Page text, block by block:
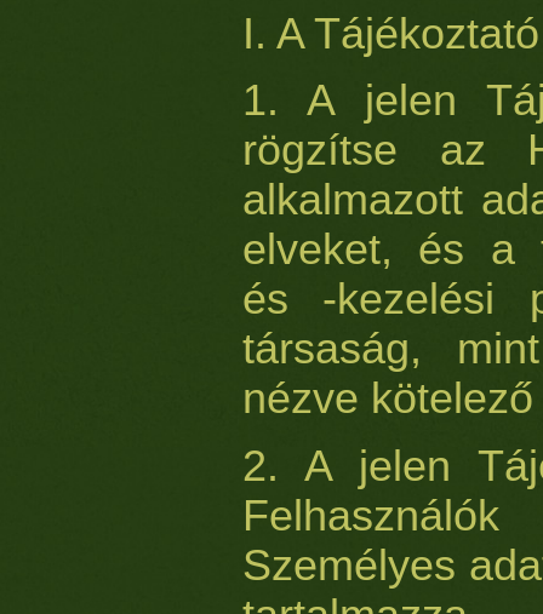
I. A
1. A jelen
rögzítse az
alkalmazott
elveket, és a
és -kezelési
társaság,
nézve
2. A jelen
Személyes